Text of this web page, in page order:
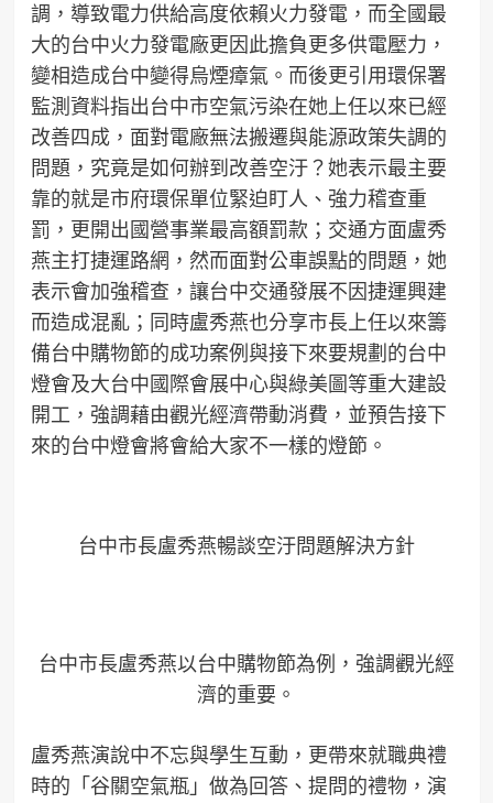
調，導致電力供給高度依賴火力發電，而全國最
大的台中火力發電廠更因此擔負更多供電壓力，
變相造成台中變得烏煙瘴氣。而後更引用環保署
監測資料指出台中市空氣污染在她上任以來已經
改善四成，面對電廠無法搬遷與能源政策失調的
問題，究竟是如何辦到改善空汙？她表示最主要
靠的就是市府環保單位緊迫盯人、強力稽查重
罰，更開出國營事業最高額罰款；交通方面盧秀
燕主打捷運路網，然而面對公車誤點的問題，她
表示會加強稽查，讓台中交通發展不因捷運興建
而造成混亂；同時盧秀燕也分享市長上任以來籌
備台中購物節的成功案例與接下來要規劃的台中
燈會及大台中國際會展中心與綠美圖等重大建設
開工，強調藉由觀光經濟帶動消費，並預告接下
來的台中燈會將會給大家不一樣的燈節。
台中市長盧秀燕暢談空汙問題解決方針
台中市長盧秀燕以台中購物節為例，強調觀光經
濟的重要。
盧秀燕演說中不忘與學生互動，更帶來就職典禮
時的「谷關空氣瓶」做為回答、提問的禮物，演